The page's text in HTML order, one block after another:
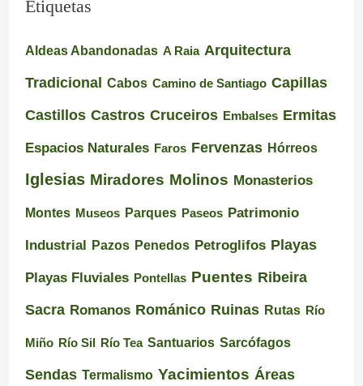
Etiquetas
Aldeas Abandonadas A Raia Arquitectura
Tradicional Cabos Camino de Santiago Capillas
Castillos Castros Cruceiros Embalses Ermitas
Espacios Naturales Faros Fervenzas Hórreos
Iglesias Miradores Molinos Monasterios
Montes Museos Parques Paseos Patrimonio
Industrial Pazos Penedos Petroglifos Playas
Playas Fluviales Pontellas Puentes Ribeira
Sacra Romanos Románico Ruinas Rutas Río
Miño Río Sil Río Tea Santuarios Sarcófagos
Sendas Termalismo Yacimientos Áreas